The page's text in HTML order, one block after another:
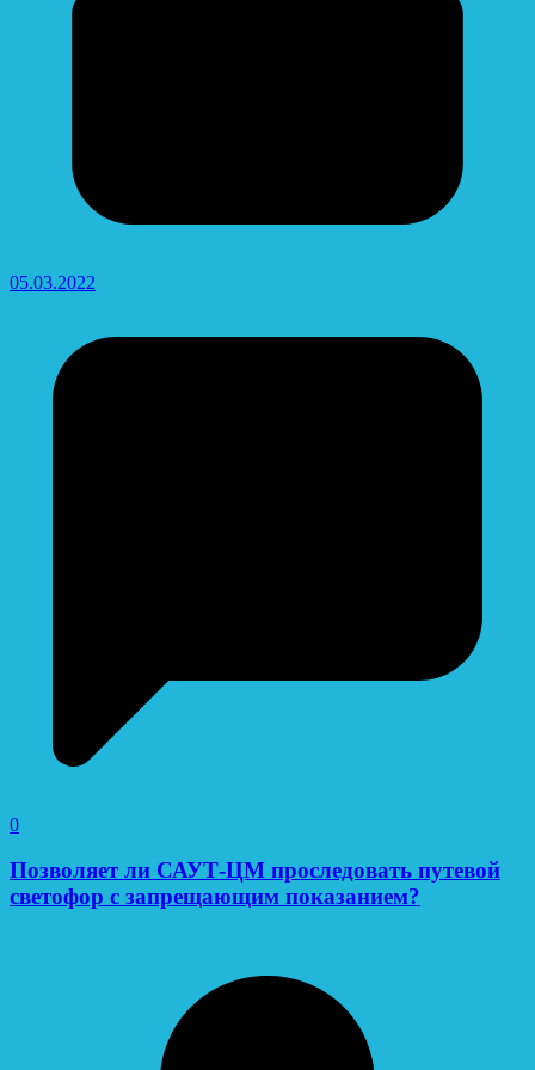
05.03.2022
0
Позволяет ли САУТ-ЦМ проследовать путевой
светофор с запрещающим показанием?